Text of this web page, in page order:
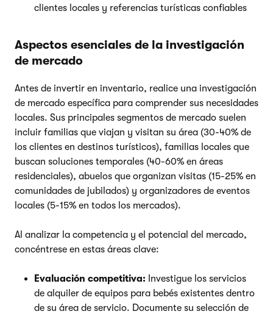
clientes locales y referencias turísticas confiables
Aspectos esenciales de la investigación
de mercado
Antes de invertir en inventario, realice una investigación
de mercado específica para comprender sus necesidades
locales. Sus principales segmentos de mercado suelen
incluir familias que viajan y visitan su área (30-40% de
los clientes en destinos turísticos), familias locales que
buscan soluciones temporales (40-60% en áreas
residenciales), abuelos que organizan visitas (15-25% en
comunidades de jubilados) y organizadores de eventos
locales (5-15% en todos los mercados).
Al analizar la competencia y el potencial del mercado,
concéntrese en estas áreas clave:
Evaluación competitiva: Investigue los servicios
de alquiler de equipos para bebés existentes dentro
de su área de servicio. Documente su selección de